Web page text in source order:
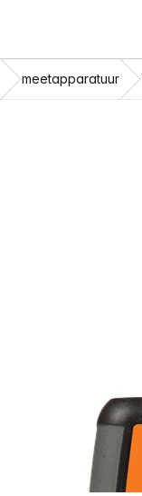
meetapparatuur